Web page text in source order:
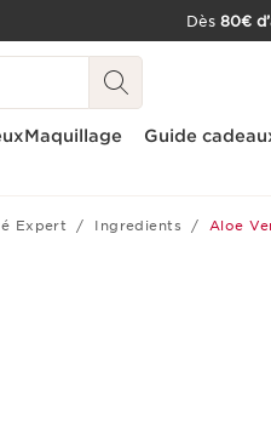
Dès 80€
Maquillage Guide
Expert Ingredients Aloe